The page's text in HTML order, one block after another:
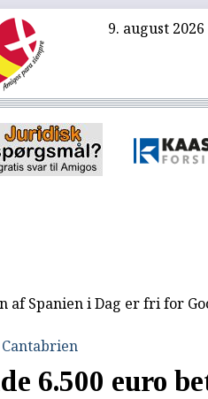
9. august 2026
af Spanien i Dag er fri for
Cantabrien
6.500 euro